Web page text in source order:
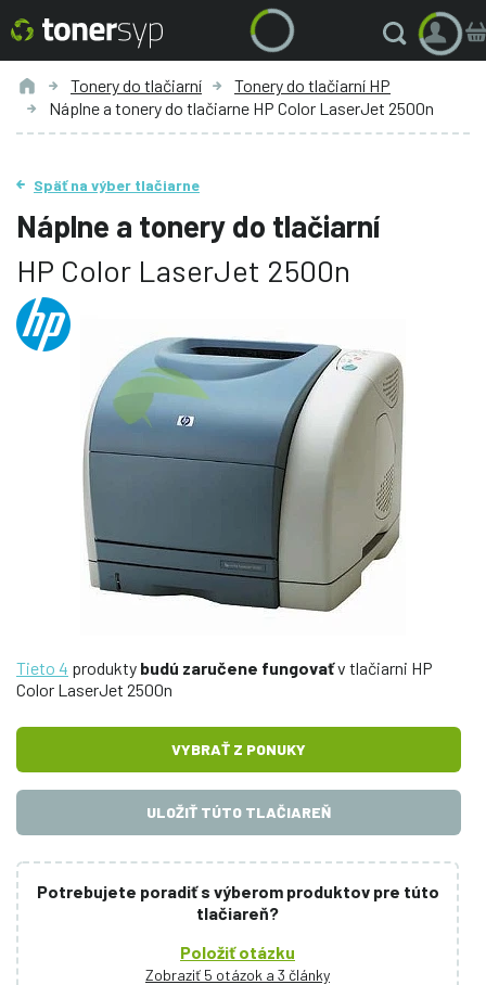
Tonery do tlačiarní
Tonery do tlačiarní HP
Náplne a tonery do tlačiarne HP Color LaserJet 2500n
Späť na výber tlačiarne
Náplne a tonery do tlačiarní
HP Color LaserJet 2500n
Tieto 4 produkty budú zaručene fungovaťv tlačiarni HP
Color LaserJet 2500n
VYBRAŤ Z PONUKY
ULOŽIŤ TÚTO TLAČIAREŇ
Potrebujete poradiť s výberom produktov pre túto
tlačiareň?
Položiť otázku
Zobraziť 5 otázok a 3 články